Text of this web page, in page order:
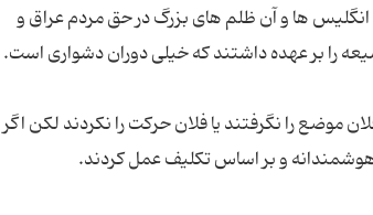
ها و آن ظلم های بزرگ در حق مردم عراق و
را نگرفتند یا فلان حرکت را نکردند لکن اگر